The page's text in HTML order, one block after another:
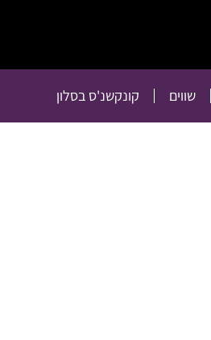
שווים קונקשנ'ס בסלון